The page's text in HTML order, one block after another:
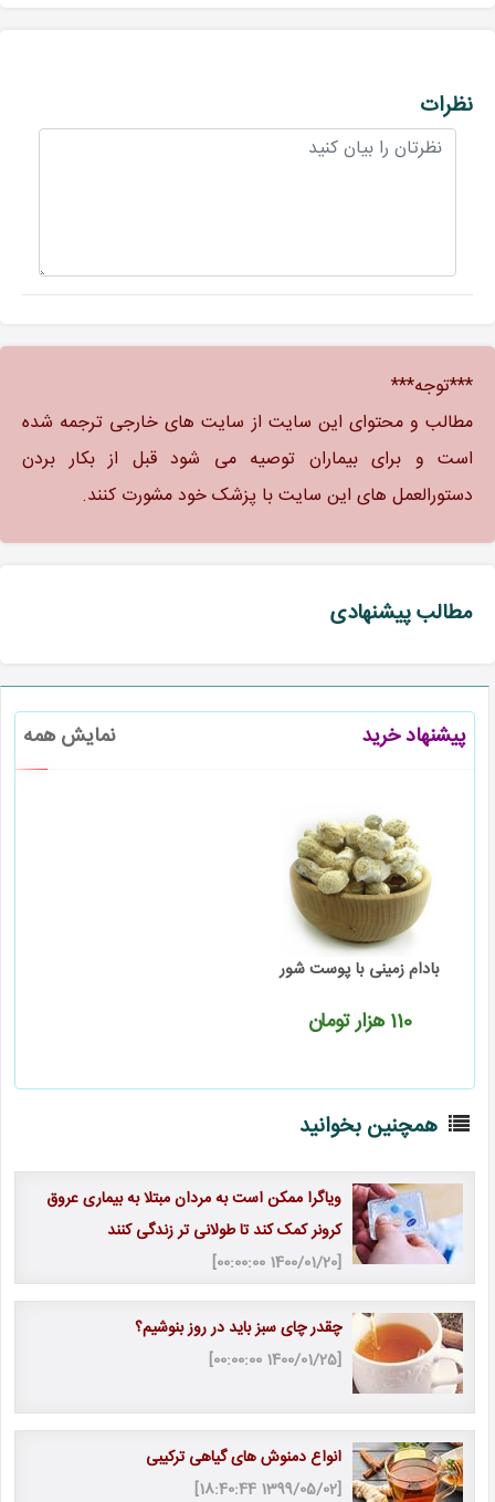
نظرات
***توجه***
مطالب و محتوای این سایت از سایت های خارجی ترجمه شده
است و برای بیماران توصیه می شود قبل از بکار بردن
دستورالعمل های این سایت با پزشک خود مشورت کنند.
مطالب پیشنهادی
پیشنهاد خرید نمایش همه
بادام زمینی با پوست شور
110 هزار تومان
همچنین بخوانید
ویاگرا ممکن است به مردان مبتلا به بیماری عروق
کرونر کمک کند تا طولانی تر زندگی کنند
[1400/01/20 00:00:00]
چقدر چای سبز باید در روز بنوشیم؟
[1400/01/25 00:00:00]
انواع دمنوش های گیاهی ترکیبی
[1399/05/02 18:40:44]